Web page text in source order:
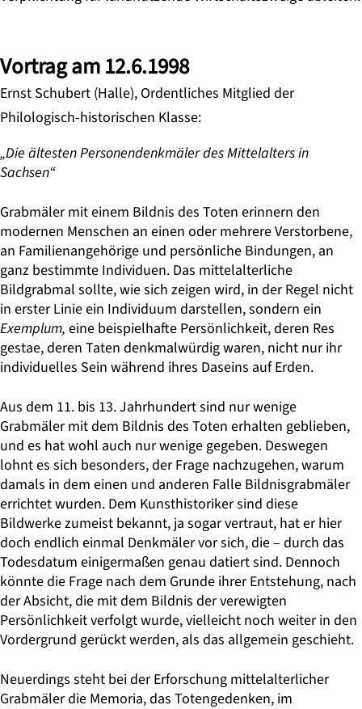
Vortrag am 12.6.1998
Ernst Schubert (Halle), Ordentliches Mitglied der
Philologisch-historischen Klasse:
„Die ältesten Personendenkmäler des Mittelalters in
Sachsen“
Grabmäler mit einem Bildnis des Toten erinnern den
modernen Menschen an einen oder mehrere Verstorbene,
an Familienangehörige und persönliche Bindungen, an
ganz bestimmte Individuen. Das mittelalterliche
Bildgrabmal sollte, wie sich zeigen wird, in der Regel nicht
in erster Linie ein Individuum darstellen, sondern ein
Exemplum, eine beispielhafte Persönlichkeit, deren Res
gestae, deren Taten denkmalwürdig waren, nicht nur ihr
individuelles Sein während ihres Daseins auf Erden.
Aus dem 11. bis 13. Jahrhundert sind nur wenige
Grabmäler mit dem Bildnis des Toten erhalten geblieben,
und es hat wohl auch nur wenige gegeben. Deswegen
lohnt es sich besonders, der Frage nachzugehen, warum
damals in dem einen und anderen Falle Bildnisgrabmäler
errichtet wurden. Dem Kunsthistoriker sind diese
Bildwerke zumeist bekannt, ja sogar vertraut, hat er hier
doch endlich einmal Denkmäler vor sich, die – durch das
Todesdatum einigermaßen genau datiert sind. Dennoch
könnte die Frage nach dem Grunde ihrer Entstehung, nach
der Absicht, die mit dem Bildnis der verewigten
Persönlichkeit verfolgt wurde, vielleicht noch weiter in den
Vordergrund gerückt werden, als das allgemein geschieht.
Neuerdings steht bei der Erforschung mittelalterlicher
Grabmäler die Memoria, das Totengedenken, im